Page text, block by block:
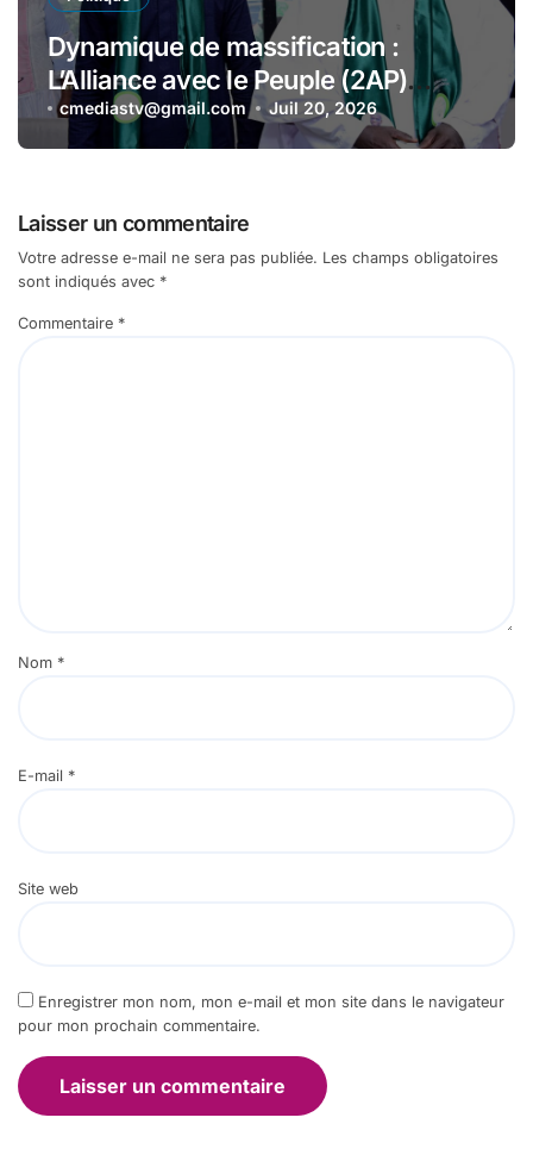
Dynamique de massification :
L’Alliance avec le Peuple (2AP)
enregistre une adhésion majeure à
Guédiawaye
cmediastv@gmail.com Juil 20, 2026
Laisser un commentaire
Votre adresse e-mail ne sera pas publiée. Les champs obligatoires
sont indiqués avec *
Commentaire *
Nom *
E-mail *
Site web
Enregistrer mon nom, mon e-mail et mon site dans le navigateur
pour mon prochain commentaire.